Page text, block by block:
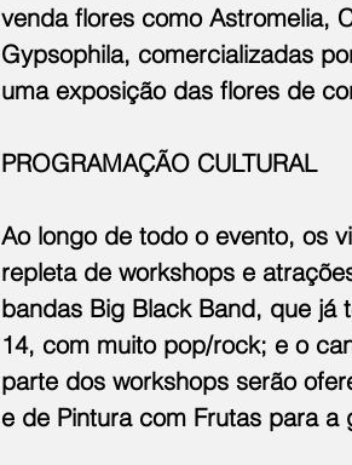
venda flores como Astromelia,
Gypsophila, comercializadas
uma exposição das flores de
PROGRAMAÇÃO CULTURAL
Ao longo de todo o evento, os
repleta de workshops e
bandas Big Black Band, que já
14, com muito pop/rock; e o
parte dos workshops serão
e de Pintura com Frutas para a